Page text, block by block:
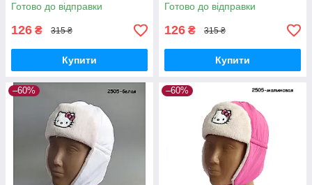
Готово до відправки
126 ₴ 315 ₴
Купити
Готово до відправки
126 ₴ 315 ₴
Купити
–60% –60%